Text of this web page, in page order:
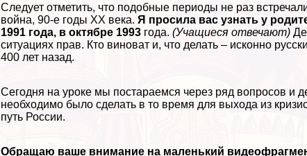
Следует отметить, что подобные периоды не раз
война, 90-е годы XX века.Я просила вас узнать у
1991 года, в октябре 1993 года.(Учащиеся отвечают)
ситуациях прав. Кто виноват и, что делать – исконно
400 лет назад.
Сегодня на уроке мы постараемся через ряд вопросов и
необходимо было сделать в то время для выхода из
путь России.
Обращаю ваше внимание на маленький